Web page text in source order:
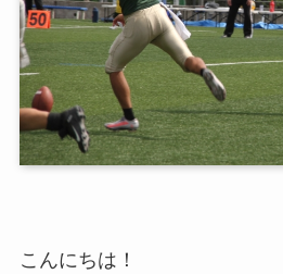
こんにちは！